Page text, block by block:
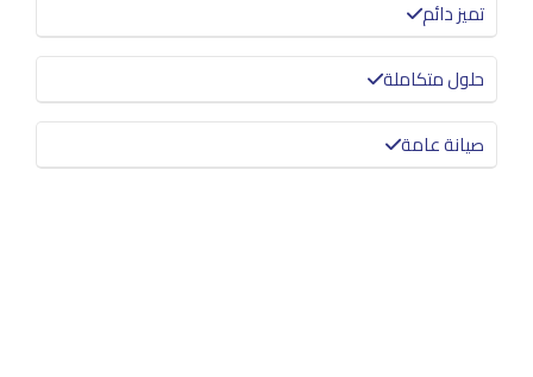
تميز دائم
حلول متكاملة
صيانة عامة